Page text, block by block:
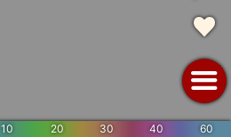
10 20 30 40 60